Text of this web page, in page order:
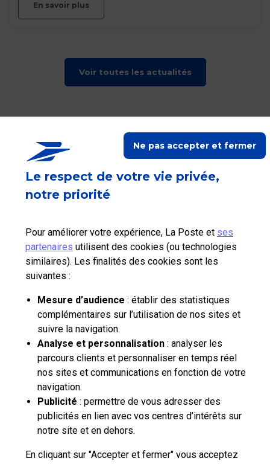
Le respect de votre vie privée,
notre priorité
Pour améliorer votre expérience, La Poste et ses
partenaires utilisent des cookies (ou technologies
similaires). Les finalités des cookies sont les
suivantes :
Mesure d’audience : établir des statistiques
complémentaires sur l’utilisation de nos sites et
suivre la navigation.
Analyse et personnalisation : analyser les
parcours clients et personnaliser en temps réel
nos sites et communications en fonction de votre
navigation.
Publicité : permettre de vous adresser des
publicités en lien avec vos centres d’intérêts sur
notre site et en dehors.
En cliquant sur "Accepter et fermer" vous acceptez
Ne pas accepter et fermer
En savoir plus
Voir toutes les actualités
La Poste Solutions Business est la marque B2B de La Poste, destinée aux
entreprises, collectivités et administrations publiques.
Retrouvez ici des actualités, des études de tendances, des décryptages et
innovations, des offres selon vos usages, des infos pratiques et un accès
à votre espace personnel pour gérer le développement de votre activité.
La Poste vous accompagne
Suivez-nous sur Linkedin
Suivez-nous sur Youtube
Suivez-nous sur X
Qui sommes-nous?
Nos tarifs
Aide et outils
Contactez-nous
pro.laposte.fr part.laposte.fr groupelaposte.com